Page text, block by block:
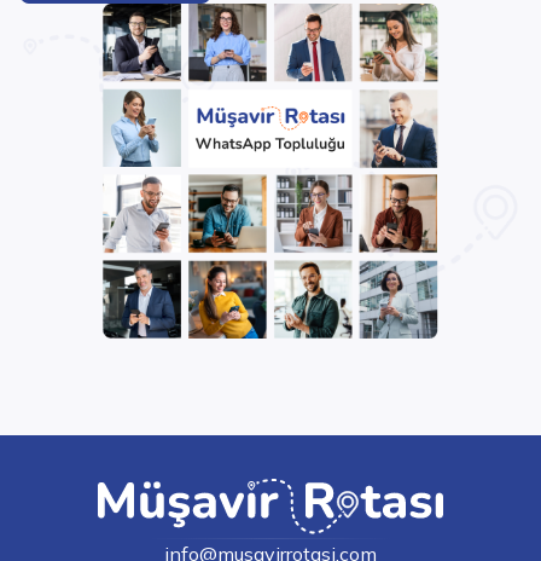
info@musavirrotasi.com